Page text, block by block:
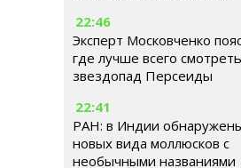
22:46
Эксперт Московченко
где лучше всего смотреть
звездопад Персеиды
22:41
РАН: в Индии
новых вида моллюсков с
необычными названиями